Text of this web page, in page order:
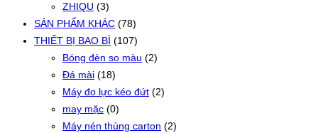
ZHIQU (3)
SẢN PHẨM KHÁC (78)
THIẾT BỊ BAO BÌ (107)
Bóng đèn so màu (2)
Đá mài (18)
Máy đo lực kéo đứt (2)
may mặc (0)
Máy nén thùng carton (2)